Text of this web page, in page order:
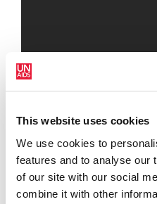
This website uses cookies
We use cookies to
features and to analyse our
of our site with our social
combine it with other